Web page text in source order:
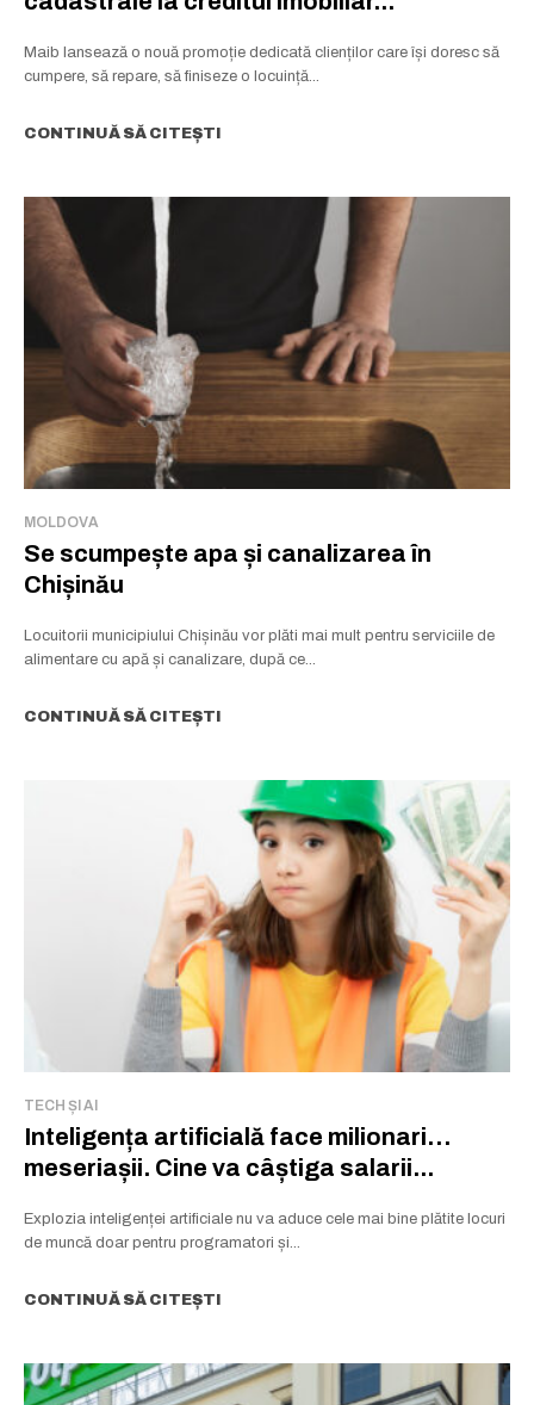
Maib lansează o nouă promoție dedicată clienților care își doresc să
cumpere, să repare, să finiseze o locuință...
CONTINUĂ SĂ CITEȘTI
MOLDOVA
Se scumpește apa și canalizarea în
Chișinău
Locuitorii municipiului Chișinău vor plăti mai mult pentru serviciile de
alimentare cu apă și canalizare, după ce...
CONTINUĂ SĂ CITEȘTI
TECH ȘI AI
Inteligența artificială face milionari…
meseriașii. Cine va câștiga salarii...
Explozia inteligenței artificiale nu va aduce cele mai bine plătite locuri
de muncă doar pentru programatori și...
CONTINUĂ SĂ CITEȘTI